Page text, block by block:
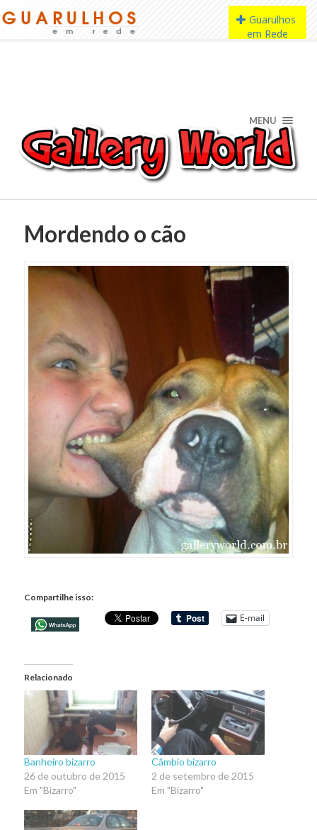
MENU
Mordendo o cão
Compartilhe isso:
E-mail
Relacionado
Banheiro bizarro
26 de outubro de 2015
Em "Bizarro"
Câmbio bizarro
2 de setembro de 2015
Em "Bizarro"